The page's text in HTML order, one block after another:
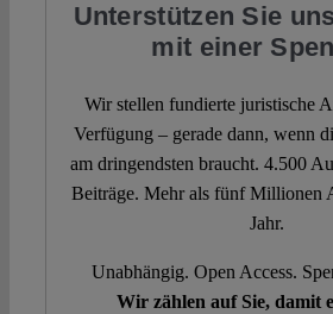
Unterstützen Sie
mit einer
Wir stellen fundierte juristische
Verfügung – gerade dann, wenn
am dringendsten braucht. 4.500
Beiträge. Mehr als fünf Millionen
Jahr.
Unabhängig. Open Access.
Wir zählen auf Sie, damit